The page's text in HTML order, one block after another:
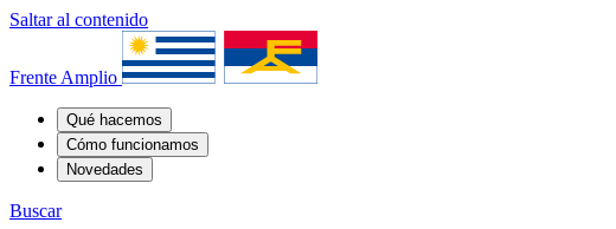
Saltar al contenido
Frente Amplio
Qué hacemos
Cómo funcionamos
Novedades
Buscar